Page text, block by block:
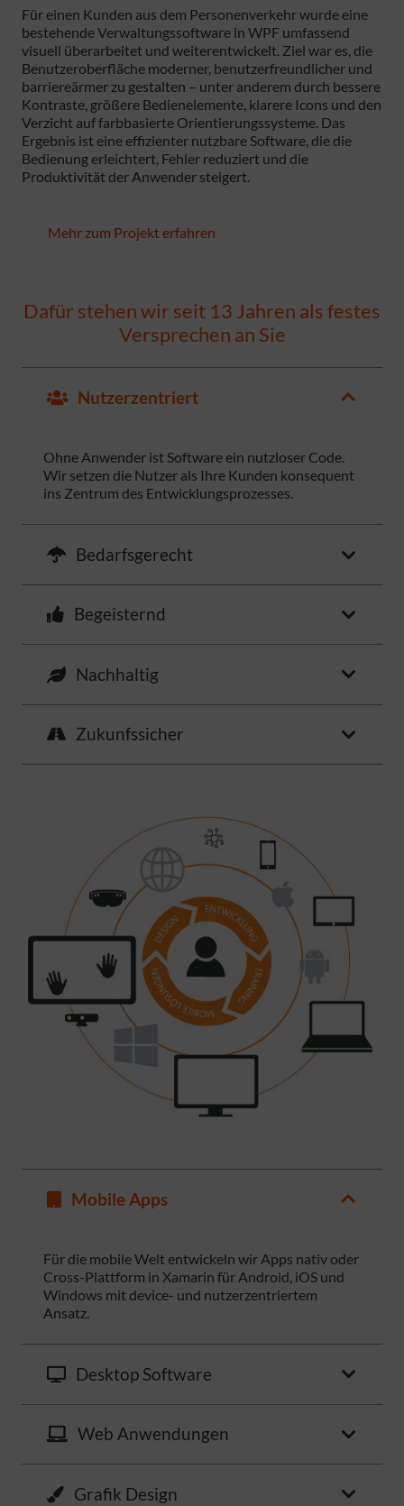
Für einen Kunden aus dem Personenverkehr wurde eine
bestehende Verwaltungssoftware in WPF umfassend
visuell überarbeitet und weiterentwickelt. Ziel war es, die
Benutzeroberfläche moderner, benutzerfreundlicher und
barriereärmer zu gestalten – unter anderem durch bessere
Kontraste, größere Bedienelemente, klarere Icons und den
Verzicht auf farbbasierte Orientierungssysteme. Das
Ergebnis ist eine effizienter nutzbare Software, die die
Bedienung erleichtert, Fehler reduziert und die
Produktivität der Anwender steigert.
Mehr zum Projekt erfahren
Dafür stehen wir seit 13 Jahren als festes
Versprechen an Sie
Nutzerzentriert
Ohne Anwender ist Software ein nutzloser Code.
Wir setzen die Nutzer als Ihre Kunden konsequent
ins Zentrum des Entwicklungsprozesses.
Bedarfsgerecht
Begeisternd
Nachhaltig
Zukunfssicher
Mobile Apps
Für die mobile Welt entwickeln wir Apps nativ oder
Cross-Plattform in Xamarin für Android, iOS und
Windows mit device- und nutzerzentriertem
Ansatz.
Desktop Software
Web Anwendungen
Grafik Design